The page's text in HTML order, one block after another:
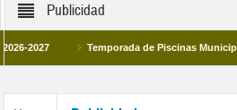
Publicidad
Temporada de Piscinas Municipales